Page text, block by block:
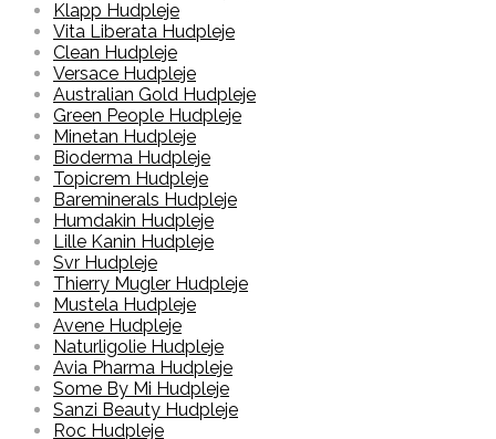
Klapp Hudpleje
Vita Liberata Hudpleje
Clean Hudpleje
Versace Hudpleje
Australian Gold Hudpleje
Green People Hudpleje
Minetan Hudpleje
Bioderma Hudpleje
Topicrem Hudpleje
Bareminerals Hudpleje
Humdakin Hudpleje
Lille Kanin Hudpleje
Svr Hudpleje
Thierry Mugler Hudpleje
Mustela Hudpleje
Avene Hudpleje
Naturligolie Hudpleje
Avia Pharma Hudpleje
Some By Mi Hudpleje
Sanzi Beauty Hudpleje
Roc Hudpleje